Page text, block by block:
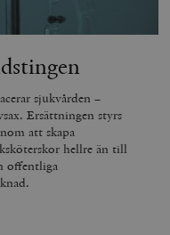
sjukvården –
Ersättningen styrs
att skapa
hellre än till
offentliga